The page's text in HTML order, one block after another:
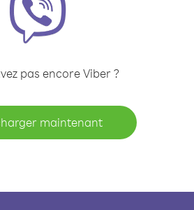
pas encore Viber ?
maintenant